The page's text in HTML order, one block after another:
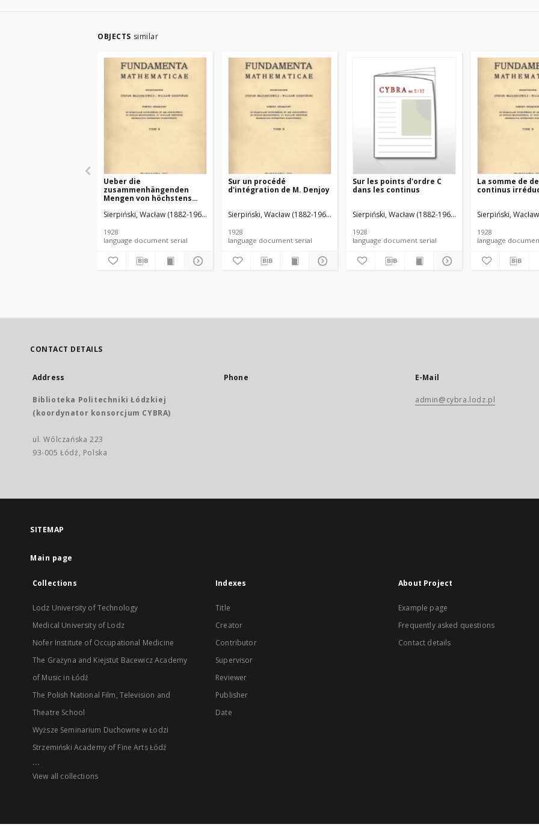
OBJECTS similar
Ueber die
zusammenhängenden
Mengen von höchstens
Sierpiński, Wacław (1882-1969). Red. Mazurkiewicz, Stefan (1888-1945). Red.
1928
language document serial
Sur un procédé
d'intégration de M. Denjoy
Sierpiński, Wacław (1882-1969). Red. Mazurkiewicz, Stefan (1888-1945). Red.
1928
language document serial
Sur les points d'ordre C
dans les continus
Sierpiński, Wacław (1882-1969). Red. Mazurkiewicz,
1928
language document serial
La somme de
continus
Sierpiński,
1928
CONTACT DETAILS
Address
Biblioteka Politechniki Łódzkiej
(koordynator konsorcjum CYBRA)
ul. Wólczańska 223
93-005 Łódź, Polska
Phone E-Mail
admin@cybra.lodz.pl
SITEMAP
Main page
Collections
Lodz University of Technology
Medical University of Lodz
Nofer Institute of Occupational Medicine
The Grażyna and Kiejstut Bacewicz Academy
of Music in Łódź
The Polish National Film, Television and
Theatre School
Wyższe Seminarium Duchowne w Łodzi
Strzemiński Academy of Fine Arts Łódź
...
View all collections
Indexes
Title
Creator
Contributor
Supervisor
Reviewer
Publisher
Date
About Project
Example page
Frequently asked questions
Contact details